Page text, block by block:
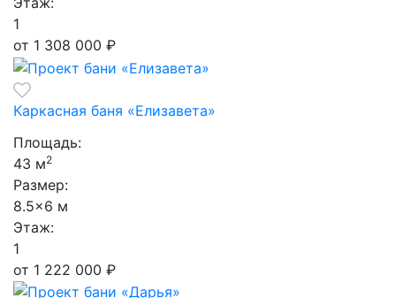
1
от 1 308 000 ₽
Каркасная баня «Елизавета»
Площадь:
43 м2
Размер:
8.5×6 м
Этаж:
1
от 1 222 000 ₽